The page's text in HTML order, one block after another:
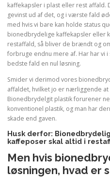
kaffekapsler i plast eller rest affald.
gevinst ud af det, og i værste fald
med hvis vi bare kan holde status
bionedbrydelige kaffekapsler eller
restaffald, så bliver de brændt og
forbruge endnu mere af. Har har vi
bedste fald en nul løsning.
Smider vi derimod vores
affaldet, hvilket jo er nærliggende at
Bionedbrydelgit plastik forurener
konventionel plastik, og man har
skade end gaven.
Husk derfor:
kaffeposer skal altid i
Men hvis
løsningen, hvad er